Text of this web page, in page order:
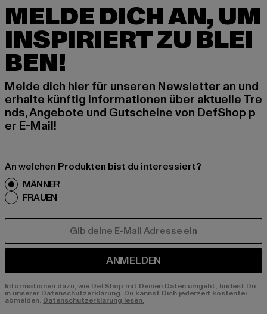
MELDE DICH AN, UM
INSPIRIERT ZU BLEI
BEN!
Melde dich hier für unseren Newsletter an und
erhalte künftig Informationen über aktuelle Tre
nds, Angebote und Gutscheine von DefShop p
er E-Mail!
An welchen Produkten bist du interessiert?
MÄNNER
FRAUEN
ANMELDEN
Informationen dazu, wie DefShop mit Deinen Daten umgeht, findest Du
in unserer Datenschutzerklärung. Du kannst Dich jederzeit kostenfei
abmelden. Datenschutzerklärung lesen.